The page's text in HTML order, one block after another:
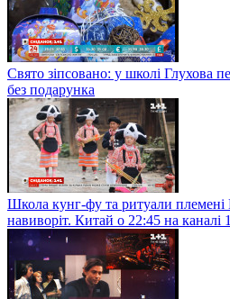
Свято зіпсовано: у школі Глухова
без подарунка
Школа кунг-фу та ритуали
навиворіт. Китай о 22:45 на каналі